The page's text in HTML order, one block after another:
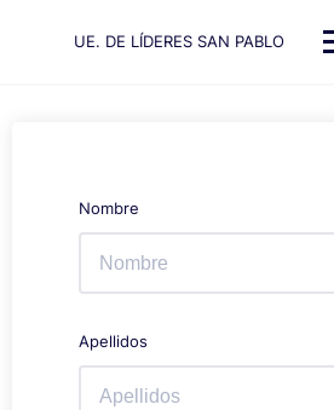
UE. DE LÍDERES SAN PABLO
Nombre
Apellidos